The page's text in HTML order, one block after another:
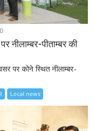
0
नीलाम्बर-पीताम्बर की
पर कोने स्थित नीलाम्बर-
Local news